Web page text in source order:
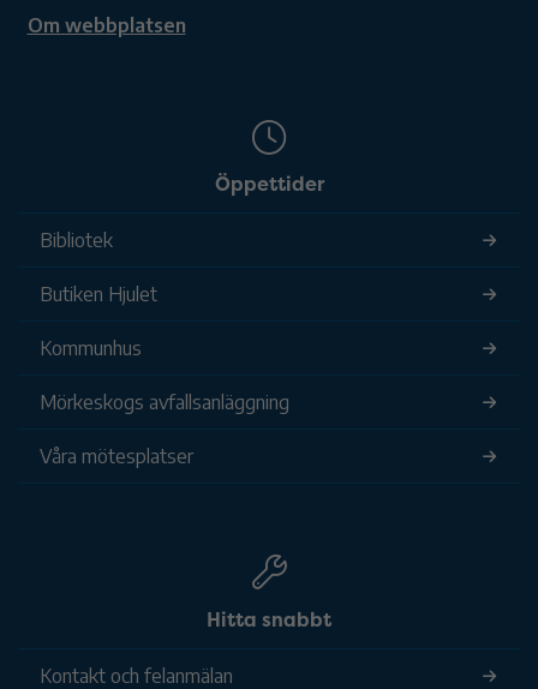
Om webbplatsen
Öppettider
Bibliotek
Butiken Hjulet
Kommunhus
Mörkeskogs avfallsanläggning
Våra mötesplatser
Hitta snabbt
Kontakt och felanmälan